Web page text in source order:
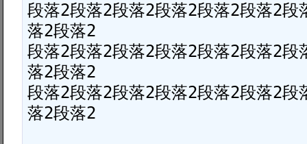
段落2段落2段落2段落2段落2段落2段
落2段落2
段落2段落2段落2段落2段落2段落2段
落2段落2
段落2段落2段落2段落2段落2段落2段
落2段落2